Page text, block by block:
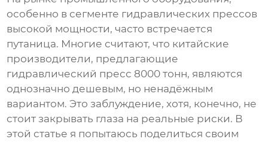
особенно в сегменте гидравлических прессов
высокой мощности, часто встречается
путаница. Многие считают, что китайские
производители, предлагающие
гидравлический пресс 8000 тонн, являются
однозначно дешевым, но ненадёжным
вариантом. Это заблуждение, хотя, конечно, не
стоит закрывать глаза на реальные риски. В
этой статье я попытаюсь поделиться своим